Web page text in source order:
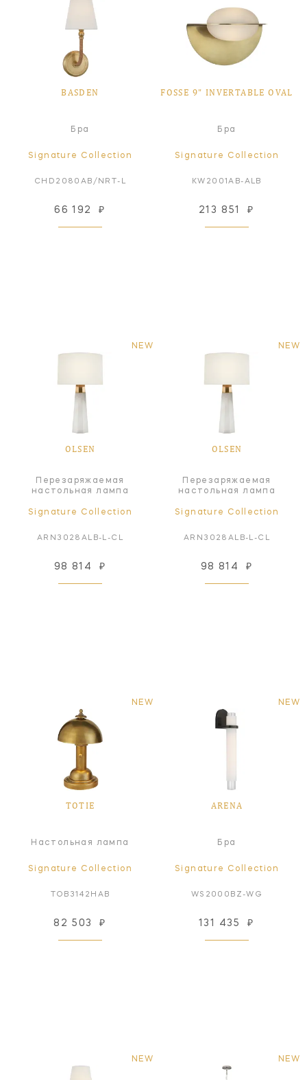
BASDEN
Бра
Signature Collection
CHD2080AB/NRT-L
66 192 ₽
FOSSE 9" INVERTABLE OVAL
Бра
Signature Collection
KW2001AB-ALB
213 851 ₽
NEW
OLSEN
Перезаряжаемая
настольная лампа
Signature Collection
ARN3028ALB-L-CL
98 814 ₽
NEW
OLSEN
Перезаряжаемая
настольная лампа
Signature Collection
ARN3028ALB-L-CL
98 814 ₽
NEW
TOTIE
Настольная лампа
Signature Collection
TOB3142HAB
82 503 ₽
NEW
ARENA
Бра
Signature Collection
WS2000BZ-WG
131 435 ₽
NEW NEW